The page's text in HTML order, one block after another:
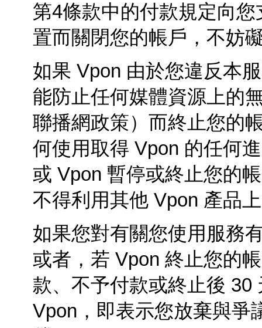
第4條款中的付款規定向
置而關閉您的帳戶，不妨
如果 Vpon 由於您違反本
能防止任何媒體資源上的
聯播網政策）而終止您的
何使用取得 Vpon 的任何
或 Vpon 暫停或終止您的
不得利用其他 Vpon 產品
如果您對有關您使用服務
或者，若 Vpon 終止您的
款、不予付款或終止後 30
Vpon，即表示您放棄與爭